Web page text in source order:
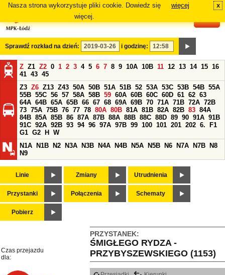
Nasza strona wykorzystuje pliki cookie. Dowiedz się
więcej.
więcej x
Sprawdź rozkład na dzień: i godzinę:
Z Z1 Z2 0 1 2 3 4 5 6 7 8 9 10A 10B 11 12 13 14 15 16
41 43 45
Z3 Z6 Z13 Z43 50A 50B 51A 51B 52 53A 53C 53B 54B 55A
55B 55C 56 57 58A 58B 59 60A 60B 60C 60D 61 62 63
64A 64B 65A 65B 66 67 68 69A 69B 70 71A 71B 72A 72B
73 75A 75B 76 77 78 80A 80B 81A 81B 82A 82B 83 84A
84B 85A 85B 86 87A 87B 88A 88B 88C 88D 89 90 91A 91B
91C 92A 92B 93 94 96 97A 97B 99 100 101 201 202 6.
F1
G1 G2 H
W
N1A
N1B N2 N3A N3B N4A N4B N5A N5B N6 N7A N7B
N8
N9
Linie Zmiany Utrudnienia
Przystanki Połączenia Schematy
Pobierz
PRZYSTANEK:
ŚMIGŁEGO RYDZA -
PRZYBYSZEWSKIEGO (1153)
Czas przejazdu
dla: